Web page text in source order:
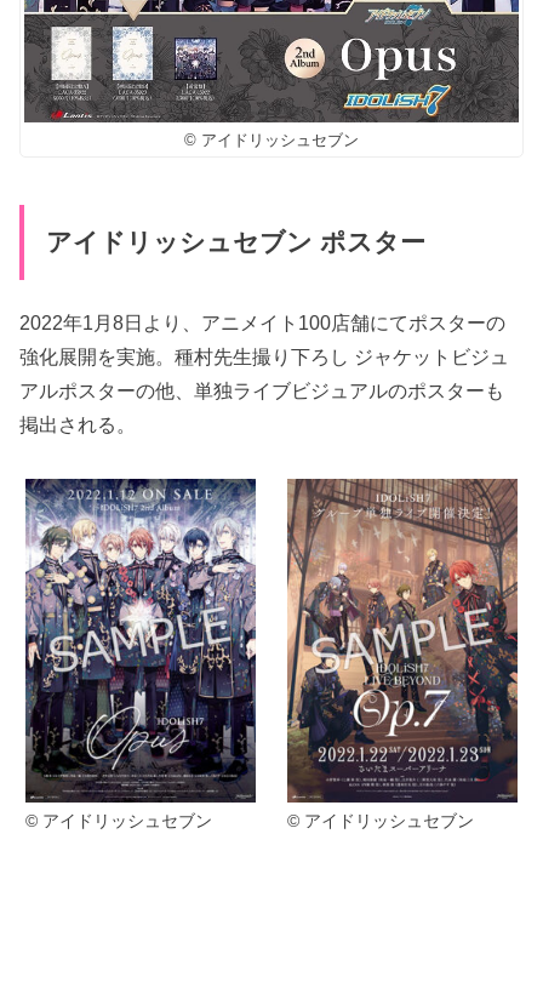
© アイドリッシュセブン
アイドリッシュセブン ポスター
2022年1月8日より、アニメイト100店舗にてポスターの
強化展開を実施。種村先生撮り下ろし ジャケットビジュ
アルポスターの他、単独ライブビジュアルのポスターも
掲出される。
© アイドリッシュセブン © アイドリッシュセブン